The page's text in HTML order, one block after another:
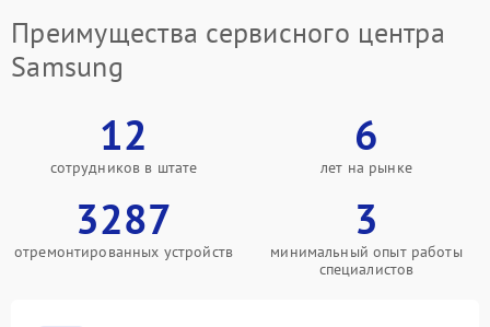
Преимущества сервисного центра
Samsung
12
сотрудников в штате
6
лет на рынке
3287
отремонтированных устройств
3
минимальный опыт работы
специалистов